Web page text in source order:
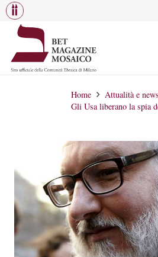
Home Attualità e news
Gli Usa liberano la spia